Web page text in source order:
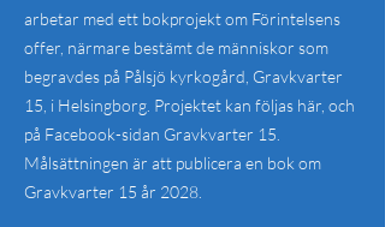
arbetar med ett bokprojekt om Förintelsens
offer, närmare bestämt de människor som
begravdes på Pålsjö kyrkogård, Gravkvarter
15, i Helsingborg. Projektet kan följas här, och
på Facebook-sidan Gravkvarter 15.
Målsättningen är att publicera en bok om
Gravkvarter 15 år 2028.